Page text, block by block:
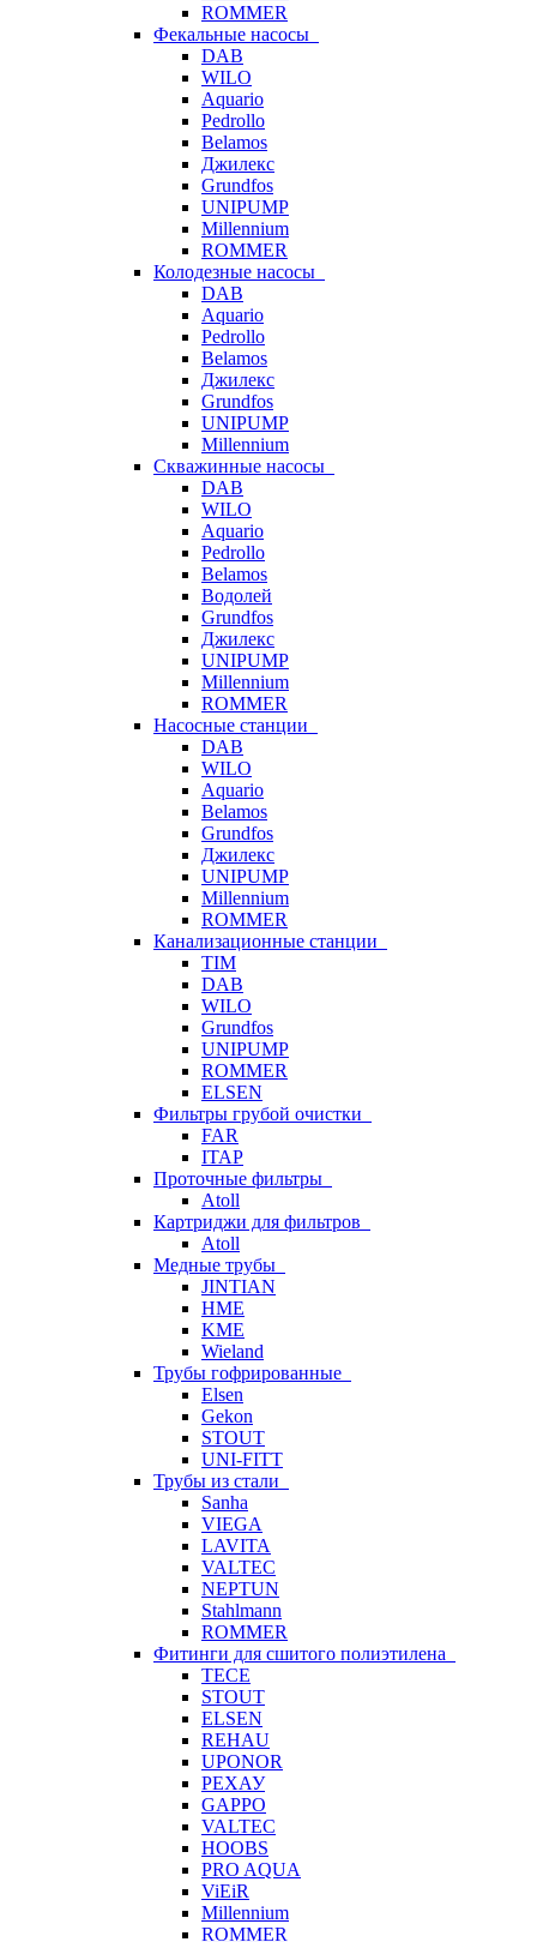
ROMMER
Фекальные насосы
DAB
WILO
Aquario
Pedrollo
Belamos
Джилекс
Grundfos
UNIPUMP
Millennium
ROMMER
Колодезные насосы
DAB
Aquario
Pedrollo
Belamos
Джилекс
Grundfos
UNIPUMP
Millennium
Скважинные насосы
DAB
WILO
Aquario
Pedrollo
Belamos
Водолей
Grundfos
Джилекс
UNIPUMP
Millennium
ROMMER
Насосные станции
DAB
WILO
Aquario
Belamos
Grundfos
Джилекс
UNIPUMP
Millennium
ROMMER
Канализационные станции
TIM
DAB
WILO
Grundfos
UNIPUMP
ROMMER
ELSEN
Фильтры грубой очистки
FAR
ITAP
Проточные фильтры
Atoll
Картриджи для фильтров
Atoll
Медные трубы
JINTIAN
HME
KME
Wieland
Трубы гофрированные
Elsen
Gekon
STOUT
UNI-FITT
Трубы из стали
Sanha
VIEGA
LAVITA
VALTEC
NEPTUN
Stahlmann
ROMMER
Фитинги для сшитого полиэтилена
TECE
STOUT
ELSEN
REHAU
UPONOR
РЕХАУ
GAPPO
VALTEC
HOOBS
PRO AQUA
ViEiR
Millennium
ROMMER